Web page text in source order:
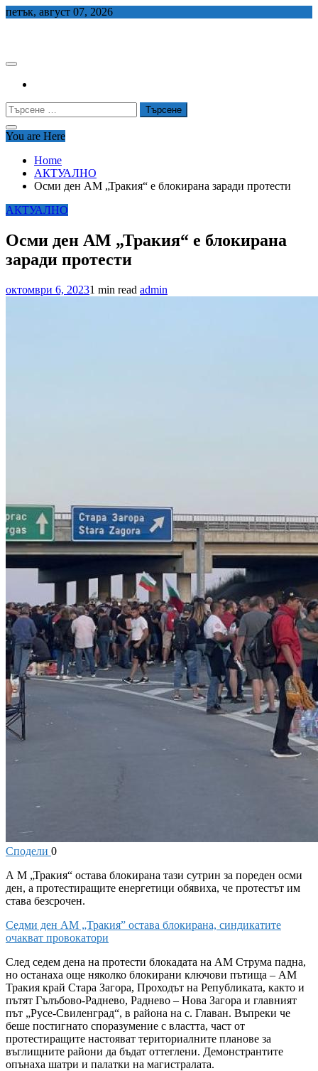
Skip
петък, август 07, 2026
Търсене
за:
You are Here
Home
АКТУАЛНО
Осми ден АМ „Тракия“ е блокирана заради протести
АКТУАЛНО
Осми ден АМ „Тракия“ е блокирана
заради протести
октомври 6, 20231 min read admin
Сподели 0
А М „Тракия“ остава блокирана тази сутрин за пореден осми
ден, а протестиращите енергетици обявиха, че протестът им
става безсрочен.
Седми ден AM „Тракия” остава блокирана, синдикатите
очакват провокатори
След седем дена на протести блокадата на АМ Струма падна,
но останаха още няколко блокирани ключови пътища – АМ
Тракия край Стара Загора, Проходът на Републиката, както и
пътят Гълъбово-Раднево, Раднево – Нова Загора и главният
път „Русе-Свиленград“, в района на с. Главан. Въпреки че
беше постигнато споразумение с властта, част от
протестиращите настояват териториалните планове за
въглищните райони да бъдат оттеглени. Демонстрантите
опънаха шатри и палатки на магистралата.